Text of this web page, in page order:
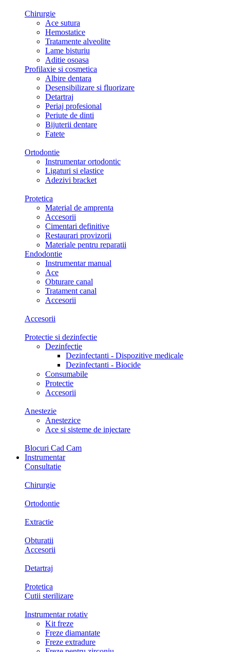
Chirurgie
Ace sutura
Hemostatice
Tratamente alveolite
Lame bisturiu
Aditie osoasa
Profilaxie si cosmetica
Albire dentara
Desensibilizare si fluorizare
Detartraj
Periaj profesional
Periute de dinti
Bijuterii dentare
Fatete
Ortodontie
Instrumentar ortodontic
Ligaturi si elastice
Adezivi bracket
Protetica
Material de amprenta
Accesorii
Cimentari definitive
Restaurari provizorii
Materiale pentru reparatii
Endodontie
Instrumentar manual
Ace
Obturare canal
Tratament canal
Accesorii
Accesorii
Protectie si dezinfectie
Dezinfectie
Dezinfectanti - Dispozitive medicale
Dezinfectanti - Biocide
Consumabile
Protectie
Accesorii
Anestezie
Anestezice
Ace si sisteme de injectare
Blocuri Cad Cam
Instrumentar
Consultatie
Chirurgie
Ortodontie
Extractie
Obturatii
Accesorii
Detartraj
Protetica
Cutii sterilizare
Instrumentar rotativ
Kit freze
Freze diamantate
Freze extradure